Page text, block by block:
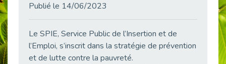
Et si le handicap ne définissait plus la carrière ?
« Confiance en soi et acceptation du handicap » : un levier puissant vers l’emploi
Publié le 22/05/2026
Publié le 14/06/2023
Le SPIE, Service Public de l’Insertion et de
l’Emploi, s’inscrit dans la stratégie de prévention
et de lutte contre la pauvreté.